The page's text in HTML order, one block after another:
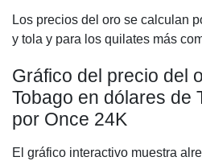
Los precios del oro se calculan
y tola y para los quilates más
Gráfico del precio del
Tobago en dólares de
por Once 24K
El gráfico interactivo muestra